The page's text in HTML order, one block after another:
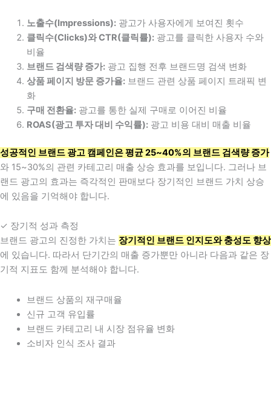
노출수(Impressions):광고가 사용자에게 보여진 횟수
클릭수(Clicks)와 CTR(클릭률):광고를 클릭한 사용자 수와
비율
브랜드 검색량 증가:광고 집행 전후 브랜드명 검색 변화
상품 페이지 방문 증가율:브랜드 관련 상품 페이지 트래픽 변
화
구매 전환율:광고를 통한 실제 구매로 이어진 비율
ROAS(광고 투자 대비 수익률):광고 비용 대비 매출 비율
성공적인 브랜드 광고 캠페인은 평균 25~40%의 브랜드 검색량 증가
와 15~30%의 관련 카테고리 매출 상승 효과를 보입니다. 그러나 브
랜드 광고의 효과는 즉각적인 판매보다 장기적인 브랜드 가치 상승
에 있음을 기억해야 합니다.
✓ 장기적 성과 측정
브랜드 광고의 진정한 가치는 장기적인 브랜드 인지도와 충성도 향상
에 있습니다. 따라서 단기간의 매출 증가뿐만 아니라 다음과 같은 장
기적 지표도 함께 분석해야 합니다.
브랜드 상품의 재구매율
신규 고객 유입률
브랜드 카테고리 내 시장 점유율 변화
소비자 인식 조사 결과